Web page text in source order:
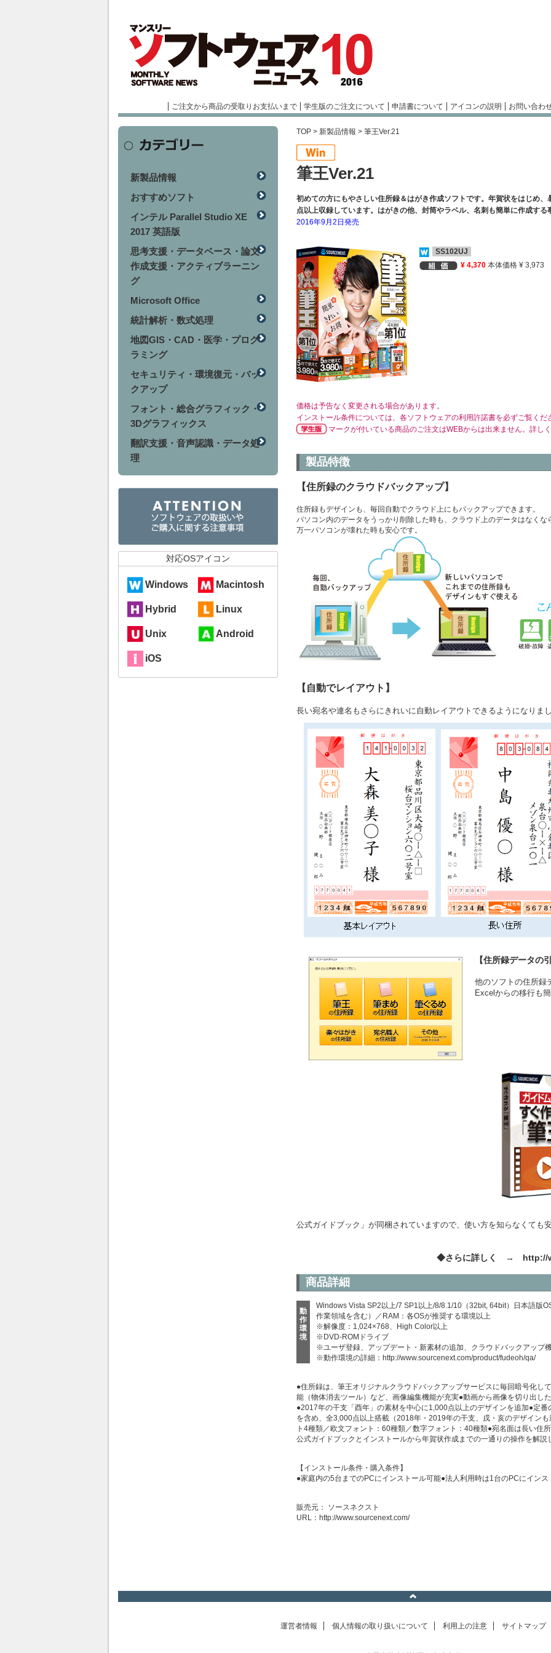
ご注文から商品の受取りお支払いまで 学生版のご注文について 申請書について アイコンの説明 お問い合わ
TOP > 新製品情報 > 筆王Ver.21
筆王Ver.21
初めての方にもやさしい住所録＆はがき作成ソフトです。年賀状をはじめ
点以上収録しています。はがきの他、封筒やラベル、名刺も簡単に作成する
2016年9月2日発売
SS102UJ
¥ 4,370 本体価格 ¥ 3,973
価格は予告なく変更される場合があります。
インストール条件については、各ソフトウェアの利用許諾書を必ずご覧くだ
マークが付いている商品のご注文はWEBからは出来ません。詳し
製品特徴
【住所録のクラウドバックアップ】
住所録もデザインも、毎回自動でクラウド上にもバックアップできます。
パソコン内のデータをうっかり削除した時も、クラウド上のデータはなくな
万一パソコンが壊れた時も安心です。
【自動でレイアウト】
長い宛名や連名もさらにきれいに自動レイアウトできるようになりま
【住所録データの
他のソフトの住所録
Excelからの移行も
公式ガイドブック」が同梱されていますので、使い方を知らなくても
◆さらに詳しく → http://
商品詳細
動
作
環
境
Windows Vista SP2以上/7 SP1以上/8/8.1/10（32bit, 64bit）日本語版
作業領域を含む）／RAM：各OSが推奨する環境以上
※解像度：1,024×768、High Color以上
※DVD-ROMドライブ
※ユーザ登録、アップデート・新素材の追加、クラウドバックアップ
※動作環境の詳細： http://www.sourcenext.com/product/fudeoh/qa/
●住所録は、筆王オリジナルクラウドバックアップサービスに毎回暗号化し
能（物体消去ツール）など、画像編集機能が充実●動画から画像を切り出し
●2017年の干支「酉年」の素材を中心に1,000点以上のデザインを追加●定
を含め、全3,000点以上搭載（2018年・2019年の干支、戌・亥のデザイン
ト4種類／欧文フォント：60種類／数字フォント：40種類●宛名面は長い住
公式ガイドブックとインストールから年賀状作成までの一通りの操作を解説
【インストール条件・購入条件】
●家庭内の5台までのPCにインストール可能●法人利用時は1台のPCにインス
販売元： ソースネクスト
URL： http://www.sourcenext.com/
新製品情報
おすすめソフト
インテル Parallel Studio XE
2017 英語版
思考支援・データベース・論文
作成支援・アクティブラーニン
グ
Microsoft Office
統計解析・数式処理
地図GIS・CAD・医学・プログ
ラミング
セキュリティ・環境復元・バッ
クアップ
フォント・総合グラフィック・
3Dグラフィックス
翻訳支援・音声認識・データ処
理
対応OSアイコン
Windows Macintosh
Hybrid Linux
Unix Android
iOS
運営者情報 個人情報の取り扱いについて 利用上の注意 サイトマップ